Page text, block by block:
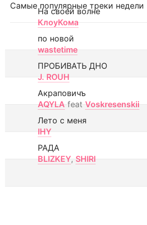
Самые популярные треки недели
На своей волне
КлоуКома
по новой
wastetime
ПРОБИВАТЬ ДНО
J. ROUH
Акраповичъ
AQYLA feat Voskresenskii
Лето с меня
IHY
РАДА
BLIZKEY, SHIRI